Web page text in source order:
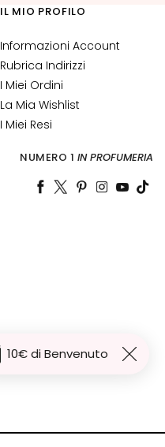
10€ di Benvenuto
IL MIO PROFILO
Informazioni Account
Rubrica Indirizzi
I Miei Ordini
La Mia Wishlist
I Miei Resi
NUMERO 1 IN PROFUMERIA